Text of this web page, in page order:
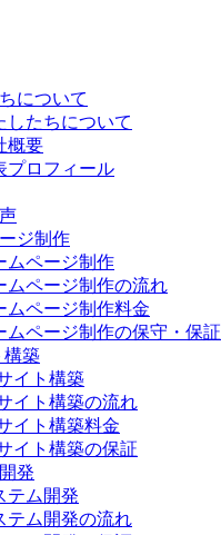
について
したちについて
概要
プロフィール
ジ制作
ムページ制作
ムページ制作の流れ
ムページ制作料金
ムページ制作の保守・保証
構築
イト構築
イト構築の流れ
イト構築料金
イト構築の保証
発
テム開発
テム開発の流れ